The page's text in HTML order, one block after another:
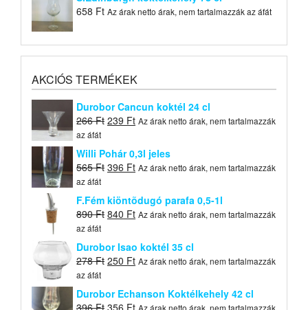
658 Ft Az árak netto árak, nem tartalmazzák az áfát
AKCIÓS TERMÉKEK
Durobor Cancun koktél 24 cl
266Ft Original
was:
266 Ft.
239 FtCurrent
is:
239 Ft.
Az árak netto árak, nem tartalmazzák
az áfát
Willi Pohár 0,3l jeles
565Ft Original
was:
565 Ft.
396 FtCurrent
is:
396 Ft.
Az árak netto árak, nem tartalmazzák
az áfát
F.Fém kiöntõdugó parafa 0,5-1l
890Ft Original
was:
890 Ft.
840 FtCurrent
is:
840 Ft.
Az árak netto árak, nem tartalmazzák
az áfát
Durobor Isao koktél 35 cl
278Ft Original
was:
278 Ft.
250 FtCurrent
250 Ft.
Az árak netto árak, nem tartalmazzák
az áfát
Durobor Echanson Koktélkehely 42 cl
396Ft Original
356 FtCurrent
Az árak netto árak, nem tartalmazzák